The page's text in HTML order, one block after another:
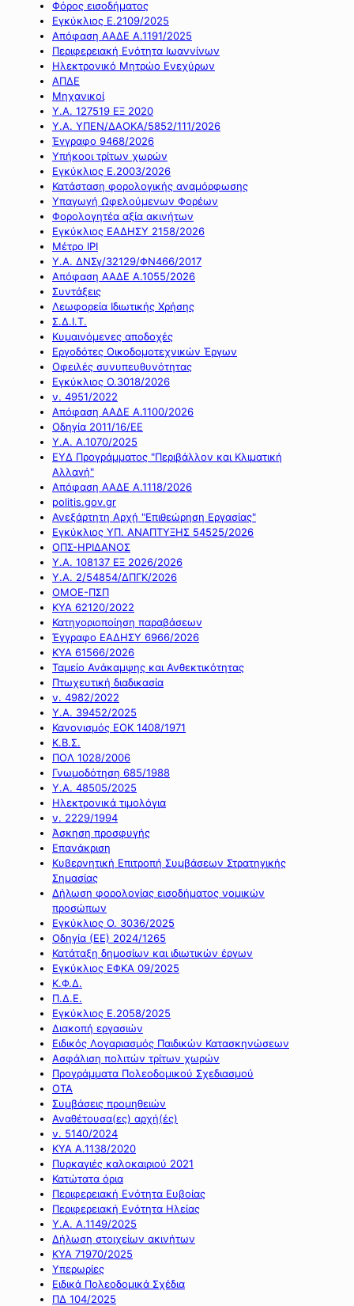
Φόρος εισοδήματος
Εγκύκλιος Ε.2109/2025
Απόφαση ΑΑΔΕ Α.1191/2025
Περιφερειακή Ενότητα Ιωαννίνων
Ηλεκτρονικό Μητρώο Ενεχύρων
ΑΠΔΕ
Μηχανικοί
Υ.Α. 127519 ΕΞ 2020
Υ.Α. ΥΠΕΝ/ΔΑΟΚΑ/5852/111/2026
Έγγραφο 9468/2026
Υπήκοοι τρίτων χωρών
Εγκύκλιος Ε.2003/2026
Κατάσταση φορολογικής αναμόρφωσης
Υπαγωγή Ωφελούμενων Φορέων
Φορολογητέα αξία ακινήτων
Εγκύκλιος ΕΑΔΗΣΥ 2158/2026
Μέτρο IPI
Υ.Α. ΔΝΣγ/32129/ΦΝ466/2017
Απόφαση ΑΑΔΕ Α.1055/2026
Συντάξεις
Λεωφορεία Ιδιωτικής Χρήσης
Σ.Δ.Ι.Τ.
Κυμαινόμενες αποδοχές
Εργοδότες Οικοδομοτεχνικών Έργων
Οφειλές συνυπευθυνότητας
Εγκύκλιος Ο.3018/2026
ν. 4951/2022
Απόφαση ΑΑΔΕ Α.1100/2026
Οδηγία 2011/16/ΕΕ
Υ.Α. Α.1070/2025
ΕΥΔ Προγράμματος "Περιβάλλον και Κλιματική
Αλλαγή"
Απόφαση ΑΑΔΕ Α.1118/2026
politis.gov.gr
Ανεξάρτητη Αρχή "Επιθεώρηση Εργασίας"
Εγκύκλιος ΥΠ. ΑΝΑΠΤΥΞΗΣ 54525/2026
ΟΠΣ-ΗΡΙΔΑΝΟΣ
Υ.Α. 108137 ΕΞ 2026/2026
Υ.Α. 2/54854/ΔΠΓΚ/2026
ΟΜΟΕ-ΠΣΠ
ΚΥΑ 62120/2022
Κατηγοριοποίηση παραβάσεων
Έγγραφο ΕΑΔΗΣΥ 6966/2026
ΚΥΑ 61566/2026
Ταμείο Ανάκαμψης και Ανθεκτικότητας
Πτωχευτική διαδικασία
ν. 4982/2022
Υ.Α. 39452/2025
Κανονισμός ΕΟΚ 1408/1971
Κ.Β.Σ.
ΠΟΛ 1028/2006
Γνωμοδότηση 685/1988
Υ.Α. 48505/2025
Ηλεκτρονικά τιμολόγια
ν. 2229/1994
Άσκηση προσφυγής
Επανάκριση
Κυβερνητική Επιτροπή Συμβάσεων Στρατηγικής
Σημασίας
Δήλωση φορολογίας εισοδήματος νομικών
προσώπων
Εγκύκλιος Ο. 3036/2025
Οδηγία (ΕΕ) 2024/1265
Κατάταξη δημοσίων και ιδιωτικών έργων
Εγκύκλιος ΕΦΚΑ 09/2025
Κ.Φ.Δ.
Π.Δ.Ε.
Εγκύκλιος Ε.2058/2025
Διακοπή εργασιών
Ειδικός Λογαριασμός Παιδικών Κατασκηνώσεων
Ασφάλιση πολιτών τρίτων χωρών
Προγράμματα Πολεοδομικού Σχεδιασμού
ΟΤΑ
Συμβάσεις προμηθειών
Αναθέτουσα(ες) αρχή(ές)
ν. 5140/2024
ΚΥΑ Α.1138/2020
Πυρκαγιές καλοκαιριού 2021
Κατώτατα όρια
Περιφερειακή Ενότητα Ευβοίας
Περιφερειακή Ενότητα Ηλείας
Υ.Α. Α.1149/2025
Δήλωση στοιχείων ακινήτων
ΚΥΑ 71970/2025
Υπερωρίες
Ειδικά Πολεοδομικά Σχέδια
ΠΔ 104/2025